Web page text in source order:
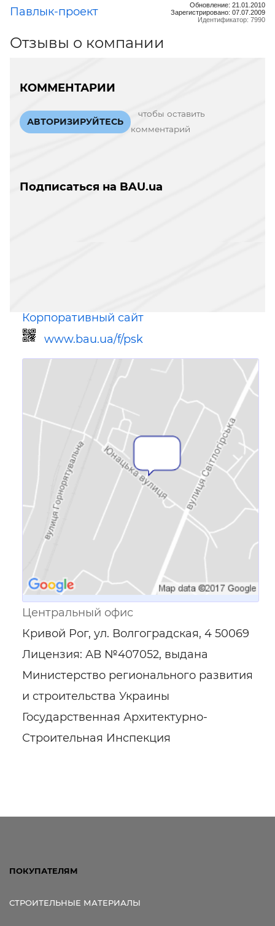
Павлык-проект
Обновление: 21.01.2010
Зарегистрировано: 07.07.2009
Идентификатор: 7990
Отзывы о компании
КОММЕНТАРИИ
АВТОРИЗИРУЙТЕСЬ
чтобы оставить
комментарий
Подписаться на BAU.ua
Корпоративный сайт
www.bau.ua/f/psk
Ссылка для мобильных устройств
Центральный офис
Кривой Рог, ул. Волгоградская, 4 50069
Лицензия: АВ №407052, выдана
Министерство регионального развития
и строительства Украины
Государственная Архитектурно-
Строительная Инспекция
ПОКУПАТЕЛЯМ
СТРОИТЕЛЬНЫЕ МАТЕРИАЛЫ